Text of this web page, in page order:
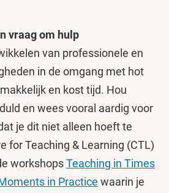
vraag om hulp
van professionele en
in de omgang met hot
en kost tijd. Hou
en wees vooral aardig voor
je dit niet alleen hoeft te
for Teaching & Learning (CTL)
workshopsTeaching in Times
in Practice waarin je